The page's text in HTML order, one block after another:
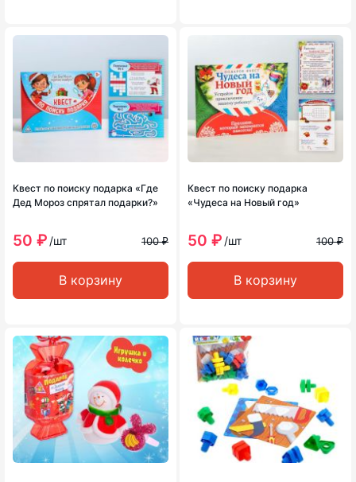
Квест по поиску подарка «Где
Дед Мороз спрятал подарки?»
50 ₽ /шт 100 ₽
В корзину
Квест по поиску подарка
«Чудеса на Новый год»
50 ₽ /шт 100 ₽
В корзину